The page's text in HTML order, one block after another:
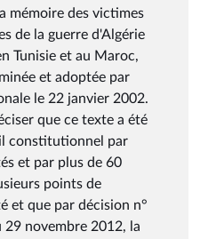
mémoire des victimes
de la guerre d'Algérie
Tunisie et au Maroc,
et adoptée par
le 22 janvier 2002.
que ce texte a été
constitutionnel par
et par plus de 60
points de
et que par décision n°
novembre 2012, la